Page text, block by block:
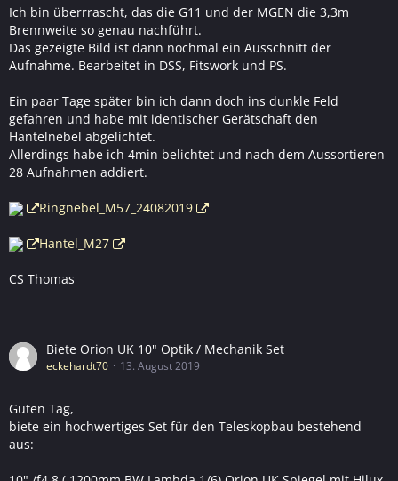
Ich bin überrrascht, das die G11 und der MGEN die 3,3m
Brennweite so genau nachführt.
Das gezeigte Bild ist dann nochmal ein Ausschnitt der
Aufnahme. Bearbeitet in DSS, Fitswork und PS.
Ein paar Tage später bin ich dann doch ins dunkle Feld
gefahren und habe mit identischer Gerätschaft den
Hantelnebel abgelichtet.
Allerdings habe ich 4min belichtet und nach dem Aussortieren
28 Aufnahmen addiert.
Ringnebel_M57_24082019
Hantel_M27
CS Thomas
Biete Orion UK 10" Optik / Mechanik Set
eckehardt70 13. August 2019
Guten Tag,
biete ein hochwertiges Set für den Teleskopbau bestehend
aus: